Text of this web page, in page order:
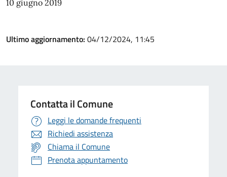
10 giugno 2019
Ultimo aggiornamento: 04/12/2024, 11:45
Contatta il Comune
Leggi le domande frequenti
Richiedi assistenza
Chiama il Comune
Prenota appuntamento